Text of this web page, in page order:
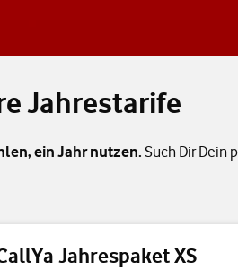
Jahrestarife
ein Jahr nutzen. Such Dir Dein
Jahrespaket XS